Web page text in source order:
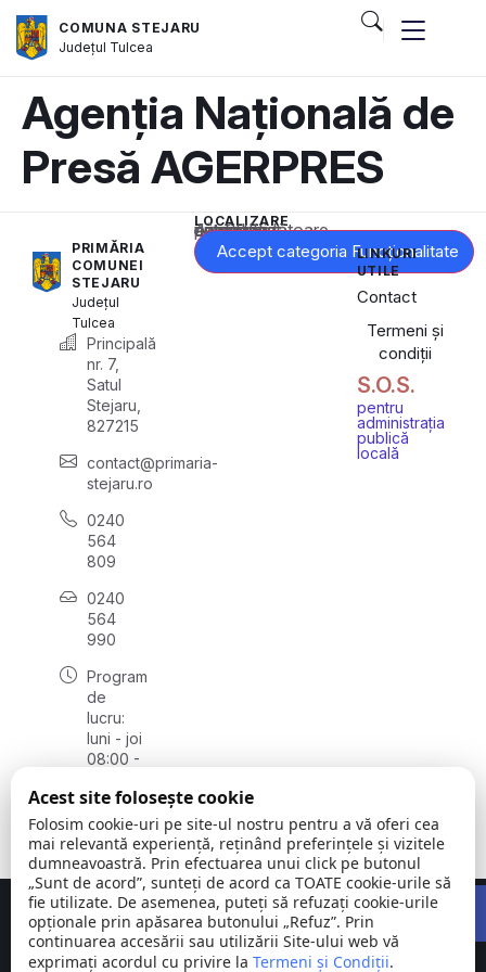
COMUNA STEJARU
Județul Tulcea
Agenția Națională de
Presă AGERPRES
PRIMĂRIA
COMUNEI
STEJARU
Județul
Tulcea
Principală
nr. 7,
Satul
Stejaru,
827215
contact@primaria-
stejaru.ro
0240
564
809
0240
564
990
Program
de
lucru:
luni - joi
08:00 -
vineri
08:00 -
14:00
LOCALIZARE
Acest conținut este blocat până când acceptați categoria corespunzătoare de cookie-uri.
Accept categoria Funcționalitate
LINKURI
UTILE
Contact
Termeni și
condiții
S.O.S.
pentru
administrația
publică
locală
Comuna © Toate
Concept realizat deBig Media Relații Publice SRL
Acest site folosește cookie
Folosim cookie-uri pe site-ul nostru pentru a vă oferi cea
mai relevantă experiență, reținând preferințele și vizitele
dumneavoastră. Prin efectuarea unui click pe butonul
„Sunt de acord”, sunteți de acord ca TOATE cookie-urile să
fie utilizate. De asemenea, puteți să refuzați cookie-urile
opționale prin apăsarea butonului „Refuz”. Prin
continuarea accesării sau utilizării Site-ului web vă
exprimați acordul cu privire la Termeni și Condiții.